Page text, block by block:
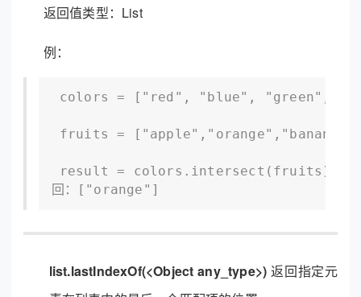
返回值类型：List
例：
colors = ["red", "blue", "green",
fruits = ["apple","orange","banana"]
result = colors.intersect(fruits) //
回：["orange"]
list.lastIndexOf(<Object any_type>) 返回指定元